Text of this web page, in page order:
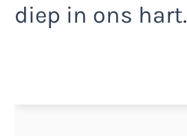
diep in ons hart.